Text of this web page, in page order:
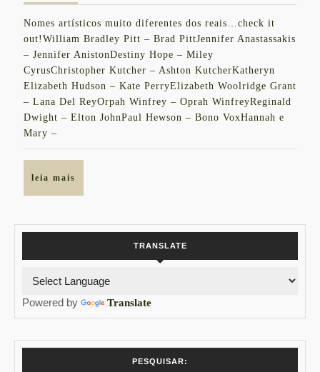
de
2014
Nomes artísticos muito diferentes dos reais…check it
out!William Bradley Pitt – Brad PittJennifer Anastassakis
– Jennifer AnistonDestiny Hope – Miley
CyrusChristopher Kutcher – Ashton KutcherKatheryn
Elizabeth Hudson – Kate PerryElizabeth Woolridge Grant
– Lana Del ReyOrpah Winfrey – Oprah WinfreyReginald
Dwight – Elton JohnPaul Hewson – Bono VoxHannah e
Mary –
leia mais
TRANSLATE
Powered by Translate
PESQUISAR: